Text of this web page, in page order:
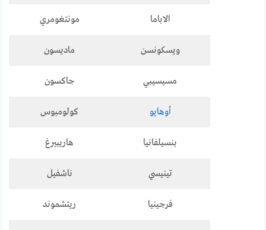
الاباما مونتغومري
ويسكونسن ماديسون
مسيسيبي جاكسون
أوهايو كولومبوس
بنسيلفانيا هاريبيرغ
تينيسي ناشفيل
فرجينيا ريتشموند